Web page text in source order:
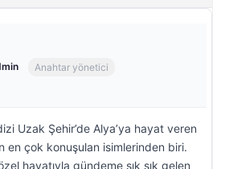
Anahtar yönetici
Uzak Şehir’de Alya’ya hayat veren
en çok konuşulan isimlerinden biri.
hayatıyla gündeme sık sık gelen